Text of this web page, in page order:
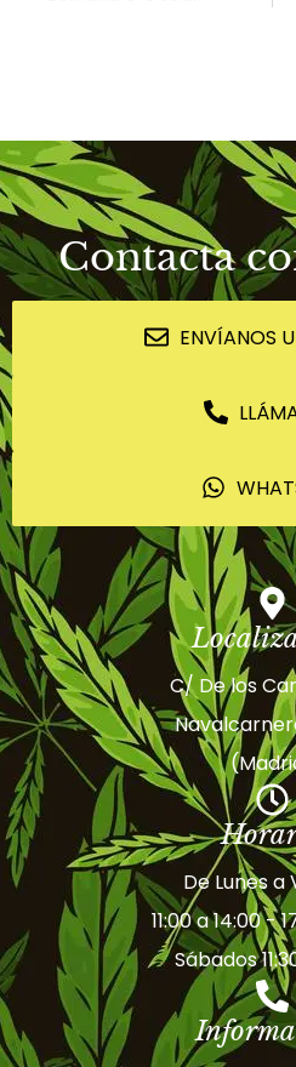
Contacta
ENVÍANOS
C/ De los
De Lunes a
11:00 a 14:00 -
Sábados